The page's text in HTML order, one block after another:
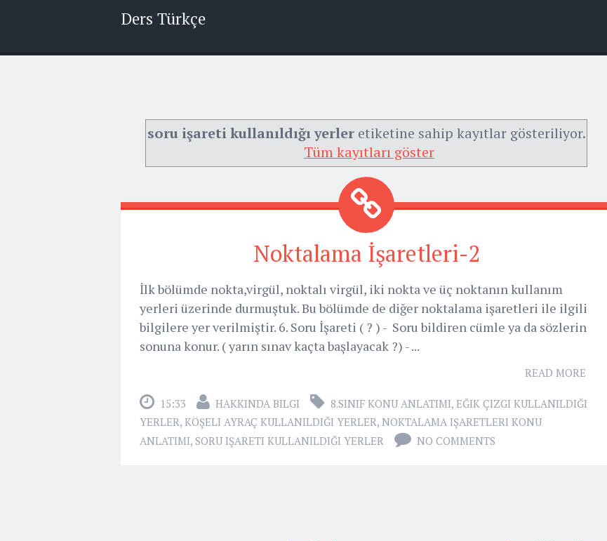
Ders Türkçe
soru işareti kullanıldığı yerleretiketine sahip kayıtlar gösteriliyor.
Tüm kayıtları göster
Noktalama İşaretleri-2
İlk bölümde nokta,virgül, noktalı virgül, iki nokta ve üç noktanın kullanım
yerleri üzerinde durmuştuk. Bu bölümde de diğer noktalama işaretleri ile ilgili
bilgilere yer verilmiştir. 6. Soru İşareti ( ? ) - Soru bildiren cümle ya da sözlerin
sonuna konur. ( yarın sınav kaçta başlayacak ?) - ...
READ MORE
15:33 HAKKINDA BILGI 8.SINIF KONU ANLATIMI, EĞIK ÇIZGI KULLANILDIĞI
YERLER, KÖŞELI AYRAÇ KULLANILDIĞI YERLER, NOKTALAMA IŞARETLERI KONU
ANLATIMI, SORU IŞARETI KULLANILDIĞI YERLER NO COMMENTS